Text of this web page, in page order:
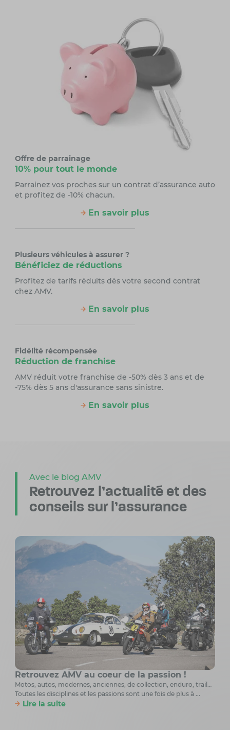
Offre de parrainage
10% pour tout le monde
Parrainez vos proches sur un contrat d’assurance auto
et profitez de -10% chacun.
En savoir plus
Plusieurs véhicules à assurer ?
Bénéficiez de réductions
Profitez de tarifs réduits dès votre second contrat
chez AMV.
En savoir plus
Fidélité récompensée
Réduction de franchise
AMV réduit votre franchise de -50% dès 3 ans et de
-75% dès 5 ans d'assurance sans sinistre.
En savoir plus
Avec le blog AMV
Retrouvez l’actualité et des
conseils sur l’assurance
Retrouvez AMV au coeur de la passion !
Motos, autos, modernes, anciennes, de collection, enduro, trail…
Toutes les disciplines et les passions sont une fois de plus à ...
Lire la suite